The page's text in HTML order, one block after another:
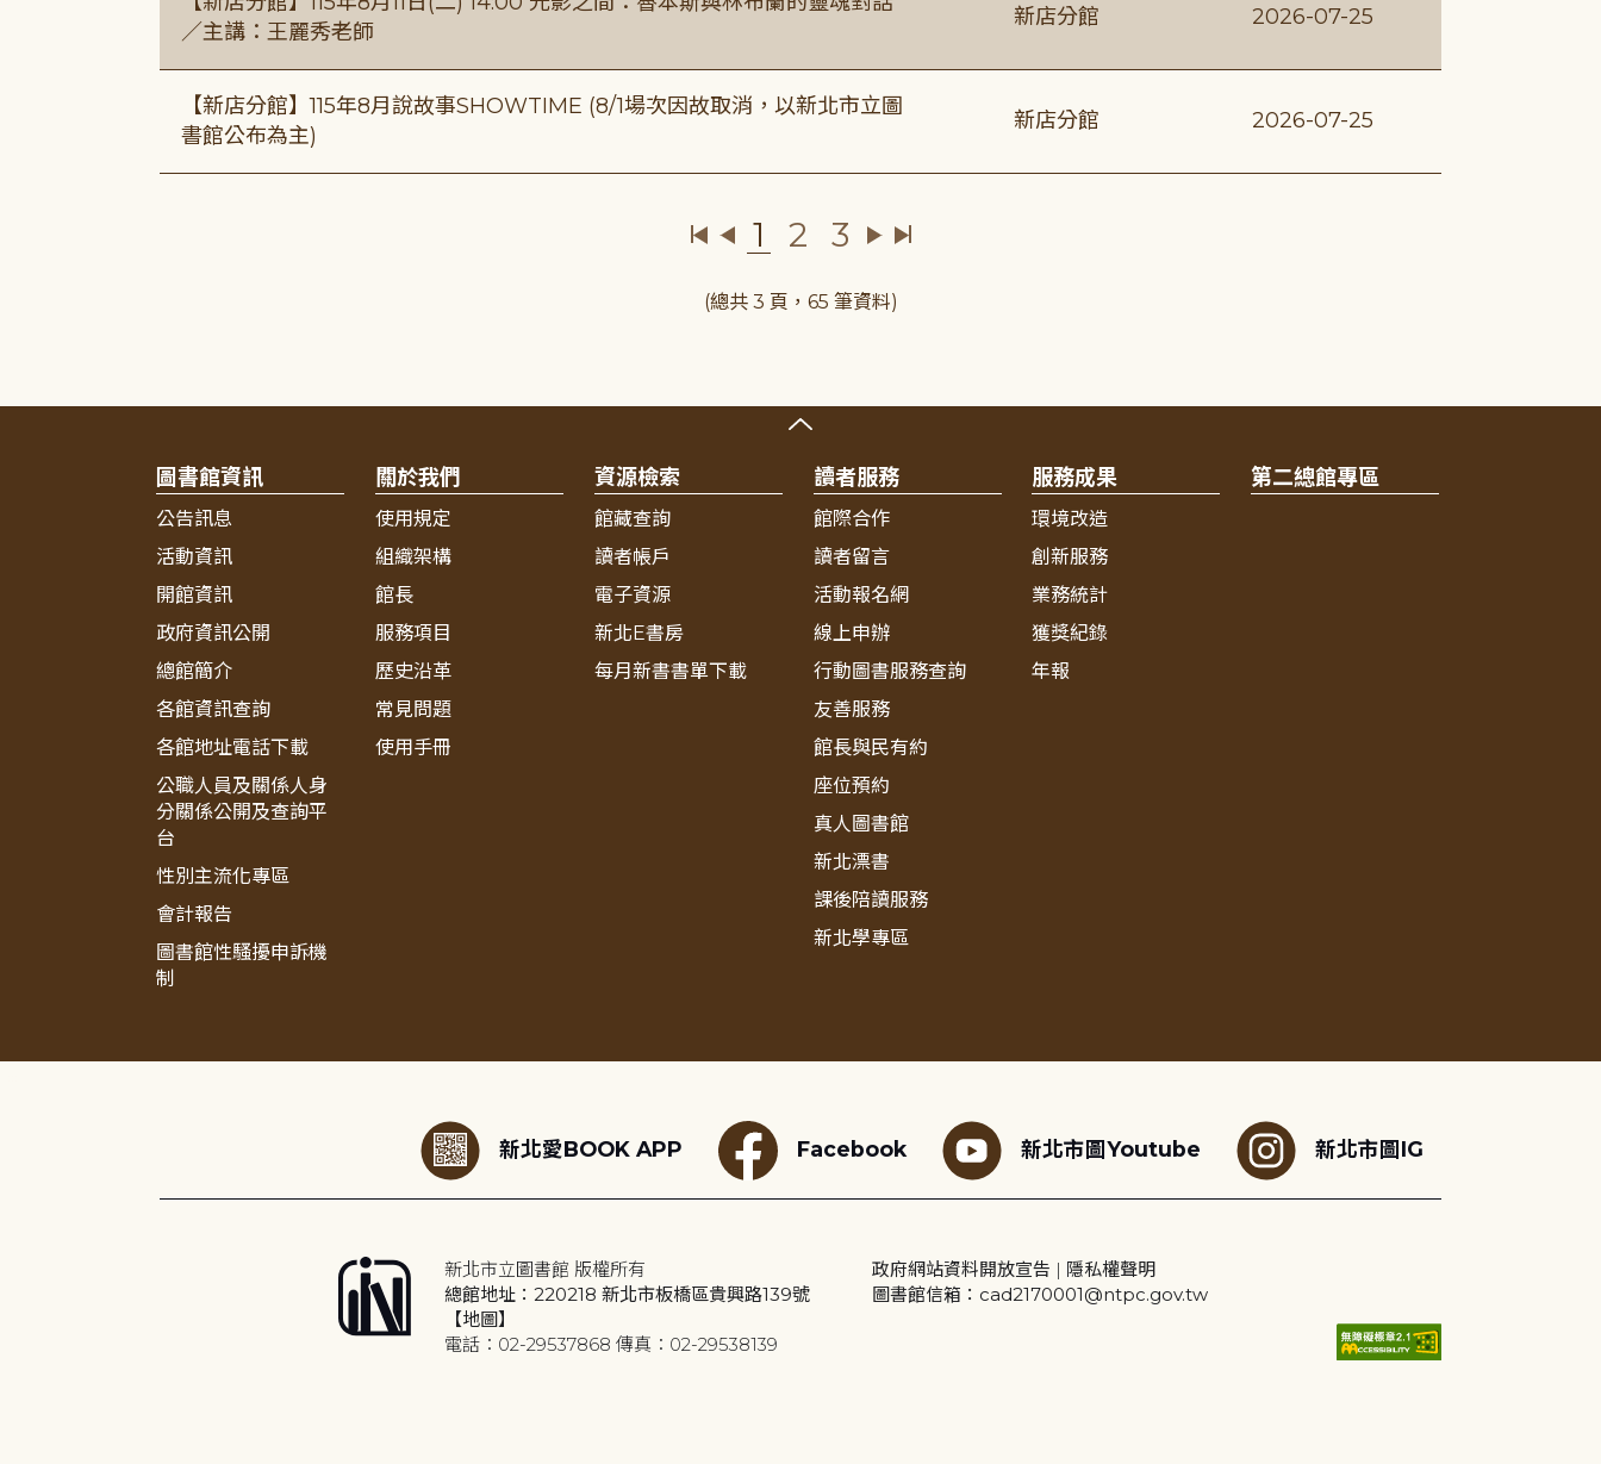
／主講：王麗秀老師
新店分館 2026-07-25
【新店分館】115年8月說故事SHOWTIME (8/1場次因故取消，以新北市立圖
書館公布為主)
新店分館 2026-07-25
1 2 3
(總共 3 頁，65 筆資料)
圖書館資訊
公告訊息
活動資訊
開館資訊
政府資訊公開
總館簡介
各館資訊查詢
各館地址電話下載
公職人員及關係人身
分關係公開及查詢平
台
性別主流化專區
會計報告
圖書館性騷擾申訴機
制
關於我們
使用規定
組織架構
館長
服務項目
歷史沿革
常見問題
使用手冊
資源檢索
館藏查詢
讀者帳戶
電子資源
新北E書房
每月新書書單下載
讀者服務
館際合作
讀者留言
活動報名網
線上申辦
行動圖書服務查詢
友善服務
館長與民有約
座位預約
真人圖書館
新北漂書
課後陪讀服務
新北學專區
服務成果
環境改造
創新服務
業務統計
獲獎紀錄
年報
第二總館專區
新北愛BOOK APP Facebook 新北市圖Youtube 新北市圖IG
新北市立圖書館 版權所有
總館地址：220218 新北市板橋區貴興路139號
【地圖】
電話：02-29537868 傳真：02-29538139
政府網站資料開放宣告 | 隱私權聲明
圖書館信箱：cad2170001@ntpc.gov.tw